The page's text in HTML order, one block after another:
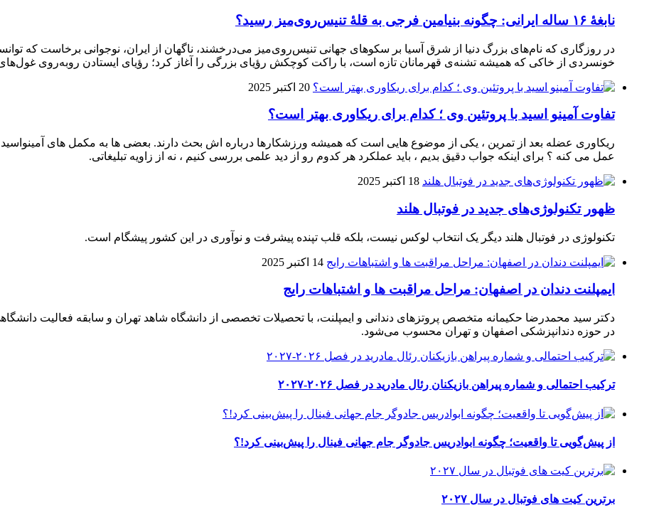
نابغهٔ ۱۶ ساله ایرانی: چگونه بنیامین فرجی به قلهٔ تنیس‌روی‌میز رسید؟
در روزگاری که نام‌های بزرگ دنیا از شرق آسیا بر سکوهای جهانی تنیس‌روی‌میز می‌درخشند، ناگهان از ایران، نوجوانی برخاست که
خونسردی از خاکی که همیشه تشنه‌ی قهرمانان تازه است، با راکت کوچکش رؤیای بزرگی را آغاز کرد؛ رؤیای ایستادن روبه‌روی
20 اکتبر 2025
تفاوت آمینو اسید با پروتئین وی ؛ کدام برای ریکاوری بهتر است؟
ریکاوری عضله بعد از تمرین ، یکی از موضوع‌ هایی‌ است که همیشه ورزشکارها درباره‌ اش بحث دارند. بعضی‌ ها به مکمل‌ های آمینواسید
عمل می‌ کنه ؟ برای اینکه جواب دقیق بدیم ، باید عملکرد هر کدوم رو از دید علمی بررسی کنیم ، نه از زاویه تبلیغاتی.
18 اکتبر 2025
ظهور تکنولوژی‌های جدید در فوتبال هلند
تکنولوژی در فوتبال هلند دیگر یک انتخاب لوکس نیست، بلکه قلب تپنده پیشرفت و نوآوری در این کشور پیشگام است.
14 اکتبر 2025
ایمپلنت دندان در اصفهان: مراحل مراقبت ها و اشتباهات رایج
دکتر سید محمدرضا حکیمانه متخصص پروتزهای دندانی و ایمپلنت، با تحصیلات تخصصی از دانشگاه شاهد تهران و سابقه فعالیت
در حوزه دندانپزشکی اصفهان و تهران محسوب می‌شود.
ترکیب احتمالی و شماره پیراهن بازیکنان رئال مادرید در فصل ۲۰۲۶-۲۰۲۷
از پیش‌گویی تا واقعیت؛ چگونه ابوادریس جادوگر جام جهانی فینال را پیش‌بینی کرد!؟
برترین کیت های فوتبال در سال ۲۰۲۷